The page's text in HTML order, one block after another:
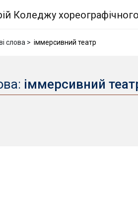
слова > іммерсивний театр
іммерсивний